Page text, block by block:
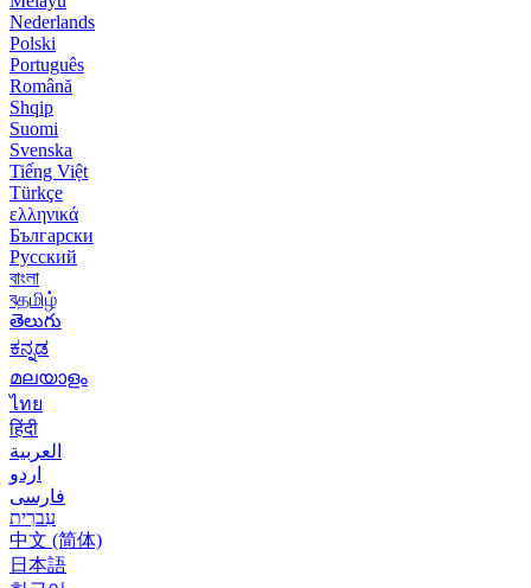
Nederlands
Polski
Português
Română
Shqip
Suomi
Svenska
Tiếng Việt
Türkçe
ελληνικά
Български
Русский
বাংলা
বதமிழ்
తెలుగు
ಕನ್ನಡ
മലയാളം
ไทย
हिंदी
العربية
اردو
فارسی
עִברִית
中文 (简体)
日本語